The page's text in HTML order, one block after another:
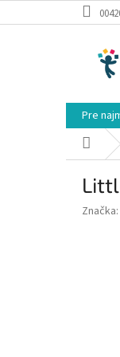
na
Pre
Značka: